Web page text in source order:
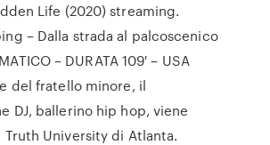
Life (2020) streaming.
– Dalla strada al palcoscenico
– DURATA 109′ – USA
del fratello minore, il
DJ, ballerino hip hop, viene
Truth University di Atlanta.